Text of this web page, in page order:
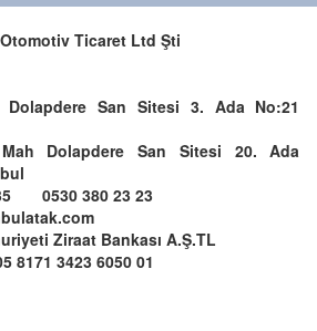
Ticaret Ltd Şti
San Sitesi 3. Ada No:21
San Sitesi 20. Ada
0530 380 23 23
Ziraat Bankası A.Ş.­­TL­
8171 3423 6050 01